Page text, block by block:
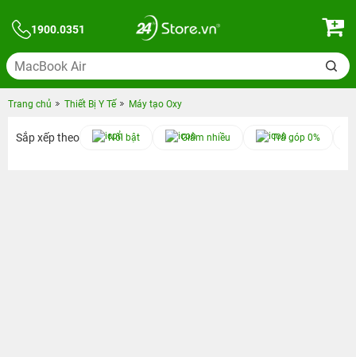
1900.0351
Trang chủ Thiết Bị Y Tế Máy tạo Oxy
Sắp xếp theo Nổi bật Giảm nhiều Trả góp 0%